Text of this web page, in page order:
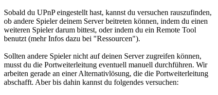
Sobald du UPnP eingestellt hast, kannst du versuchen rauszufinden,
ob andere Spieler deinem Server beitreten können, indem du einen
weiteren Spieler darum bittest, oder indem du ein Remote Tool
benutzt (mehr Infos dazu bei "Ressourcen").
Sollten andere Spieler nicht auf deinen Server zugreifen können,
musst du die Portweiterleitung eventuell manuell durchführen. Wir
arbeiten gerade an einer Alternativlösung, die die Portweiterleitung
abschafft. Aber bis dahin kannst du folgendes versuchen: